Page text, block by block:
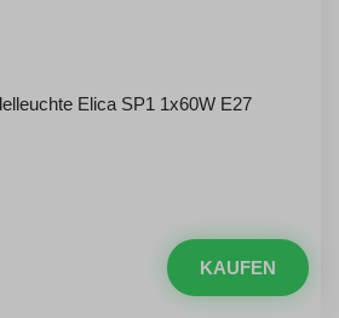
Elica SP1 1x60W E27
KAUFEN